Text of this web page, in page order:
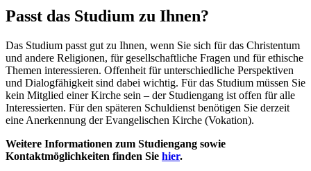
Passt das Studium zu Ihnen?
Das Studium passt gut zu Ihnen, wenn Sie sich für das Christentum
und andere Religionen, für gesellschaftliche Fragen und für ethische
Themen interessieren. Offenheit für unterschiedliche Perspektiven
und Dialogfähigkeit sind dabei wichtig. Für das Studium müssen Sie
kein Mitglied einer Kirche sein – der Studiengang ist offen für alle
Interessierten. Für den späteren Schuldienst benötigen Sie derzeit
eine Anerkennung der Evangelischen Kirche (Vokation).
Weitere Informationen zum Studiengang sowie
Kontaktmöglichkeiten finden Sie hier.